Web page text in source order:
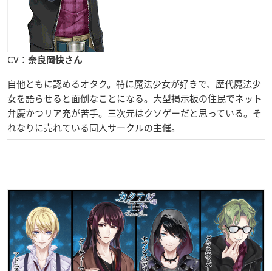
CV： 奈良岡快さん
自他ともに認めるオタク。特に魔法少女が好きで、歴代魔法少
女を語らせると面倒なことになる。大型掲示板の住民でネット
弁慶かつリア充が苦手。三次元はクソゲーだと思っている。そ
れなりに売れている同人サークルの主催。